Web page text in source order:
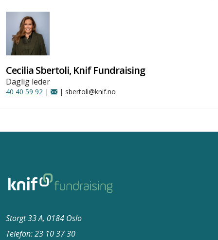
Cecilia Sbertoli, Knif Fundraising
Daglig leder
40 40 59 92 | | sbertoli@knif.no
Storgt 33 A, 0184 Oslo
Telefon: 23 10 37​ 30